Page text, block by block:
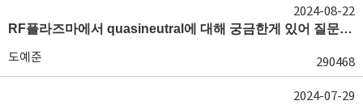
RF플라즈마에서 quasineutral에 대해 궁금한게 있어 질문글 올립니다.[quasineutral]
도예준 290468
2024-08-22
2024-07-29